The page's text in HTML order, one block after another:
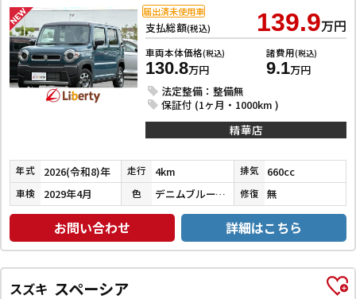
支払総額(税込) 139.9万円
車両本体価格(税込)
130.8万円
諸費用(税込)
9.1万円
法定整備：整備無
保証付 (1ヶ月・1000km )
届出済未使用車
精華店
年式 2026(令和8)年 走行 4km 排気 660cc
車検 2029年4月 色 デニムブルーメタリックガンメタリック２Ｔ 修復 無
お問い合わせ 詳細はこちら
スズキ スペーシア